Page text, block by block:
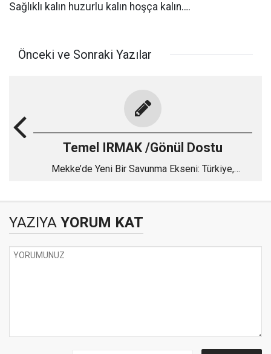
Sağlıklı kalın huzurlu kalın hoşça kalın….
Önceki ve Sonraki Yazılar
Temel IRMAK /Gönül Dostu
Mekke’de Yeni Bir Savunma Ekseni: Türkiye,
YAZIYA YORUM KAT